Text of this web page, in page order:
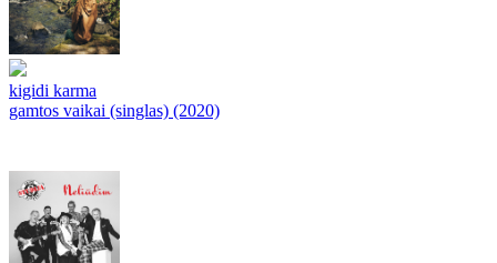
kigidi karma
gamtos vaikai (singlas) (2020)